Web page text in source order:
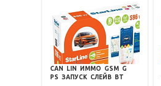
CAN LIN ИММО GSM G
PS ЗАПУСК СЛЕЙВ BT